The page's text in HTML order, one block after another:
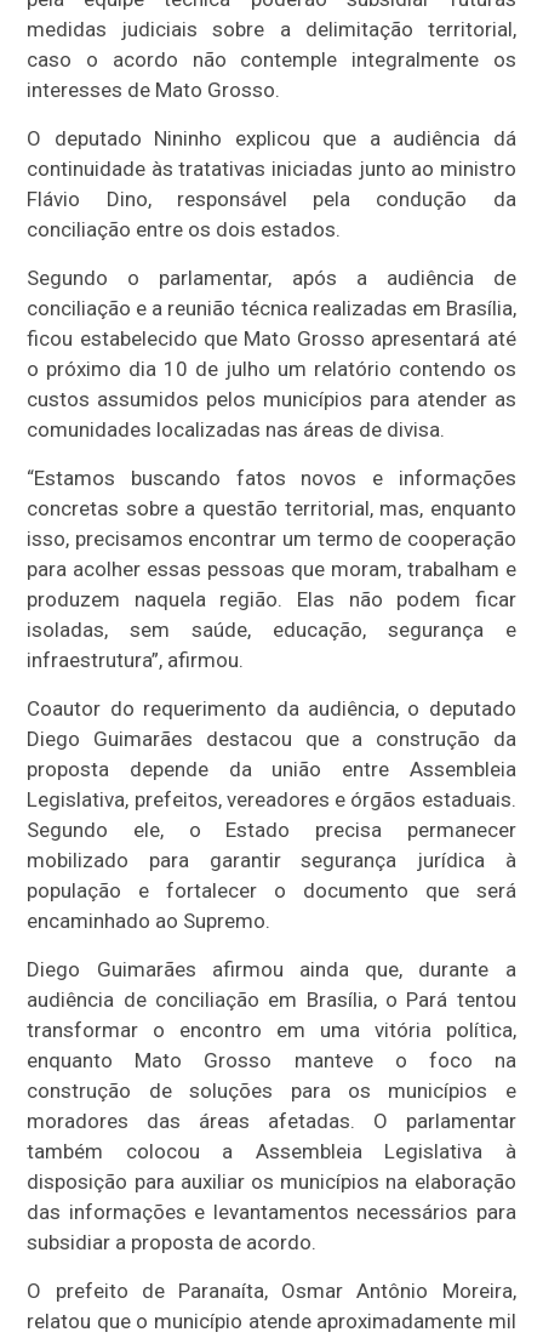
medidas judiciais sobre a delimitação territorial,
caso o acordo não contemple integralmente os
interesses de Mato Grosso.
O deputado Nininho explicou que a audiência dá
continuidade às tratativas iniciadas junto ao ministro
Flávio Dino, responsável pela condução da
conciliação entre os dois estados.
Segundo o parlamentar, após a audiência de
conciliação e a reunião técnica realizadas em Brasília,
ficou estabelecido que Mato Grosso apresentará até
o próximo dia 10 de julho um relatório contendo os
custos assumidos pelos municípios para atender as
comunidades localizadas nas áreas de divisa.
“Estamos buscando fatos novos e informações
concretas sobre a questão territorial, mas, enquanto
isso, precisamos encontrar um termo de cooperação
para acolher essas pessoas que moram, trabalham e
produzem naquela região. Elas não podem ficar
isoladas, sem saúde, educação, segurança e
infraestrutura”, afirmou.
Coautor do requerimento da audiência, o deputado
Diego Guimarães destacou que a construção da
proposta depende da união entre Assembleia
Legislativa, prefeitos, vereadores e órgãos estaduais.
Segundo ele, o Estado precisa permanecer
mobilizado para garantir segurança jurídica à
população e fortalecer o documento que será
encaminhado ao Supremo.
Diego Guimarães afirmou ainda que, durante a
audiência de conciliação em Brasília, o Pará tentou
transformar o encontro em uma vitória política,
enquanto Mato Grosso manteve o foco na
construção de soluções para os municípios e
moradores das áreas afetadas. O parlamentar
também colocou a Assembleia Legislativa à
disposição para auxiliar os municípios na elaboração
das informações e levantamentos necessários para
subsidiar a proposta de acordo.
O prefeito de Paranaíta, Osmar Antônio Moreira,
relatou que o município atende aproximadamente mil